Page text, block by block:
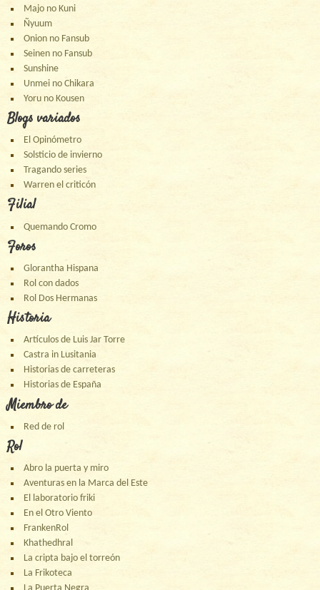
Majo no Kuni
Ñyuum
Onion no Fansub
Seinen no Fansub
Sunshine
Unmei no Chikara
Yoru no Kousen
Blogs variados
El Opinómetro
Solsticio de invierno
Tragando series
Warren el criticón
Filial
Quemando Cromo
Foros
Glorantha Hispana
Rol con dados
Rol Dos Hermanas
Historia
Artículos de Luis Jar Torre
Castra in Lusitania
Historias de carreteras
Historias de España
Miembro de
Red de rol
Rol
Abro la puerta y miro
Aventuras en la Marca del Este
El laboratorio friki
En el Otro Viento
FrankenRol
Khathedhral
La cripta bajo el torreón
La Frikoteca